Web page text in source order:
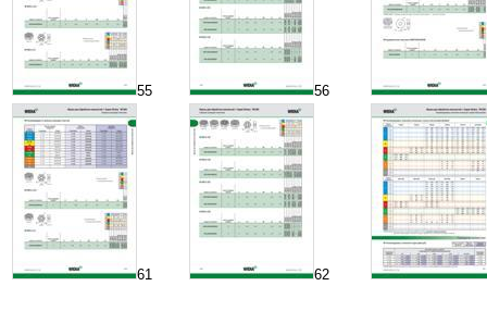
55 56
61 62